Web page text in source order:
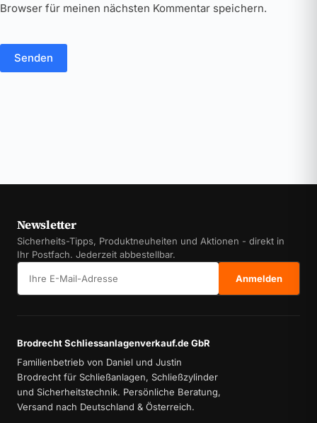
Browser für meinen nächsten Kommentar speichern.
Senden
Newsletter
Sicherheits-Tipps, Produktneuheiten und Aktionen - direkt in
Ihr Postfach. Jederzeit abbestellbar.
Anmelden
Brodrecht Schliessanlagenverkauf.de GbR
Familienbetrieb von Daniel und Justin
Brodrecht für Schließanlagen, Schließzylinder
und Sicherheitstechnik. Persönliche Beratung,
Versand nach Deutschland & Österreich.